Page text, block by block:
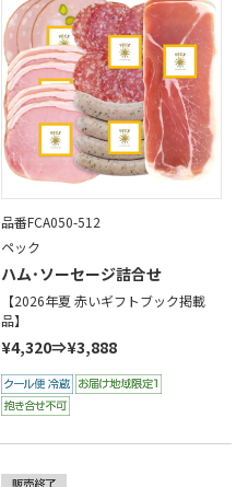
品番FCA050-512
ペック
ハム･ソーセージ詰合せ
【2026年夏 赤いギフトブック掲載
品】
¥4,320⇒¥3,888